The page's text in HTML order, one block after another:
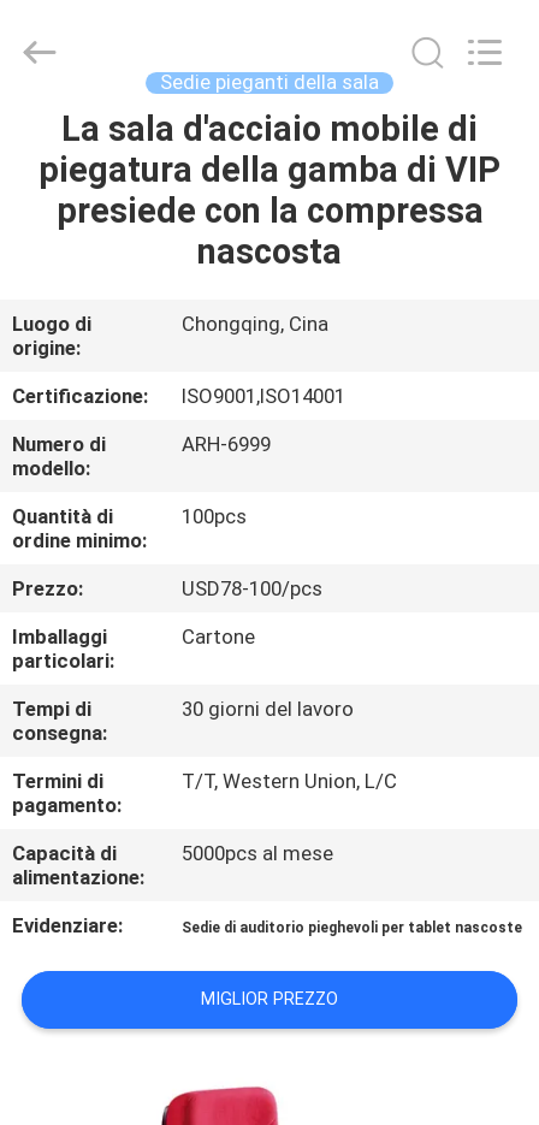
CASA
PRODOTTI
NOI
GIRO
DELLA
FABBRICA
CONTROLLO
DI
QUALITÀ
CONTATTICI
BLOG
RICHIEDA
UNA
MAPPA
Chongqing
Sedie pieganti della sala
La sala d'acciaio mobile di
piegatura della gamba di VIP
presiede con la compressa
nascosta
Luogo di
origine:
Chongqing, Cina
Certificazione:
ISO9001,ISO14001
Numero di
modello:
ARH-6999
Quantità di
ordine minimo:
100pcs
Prezzo:
USD78-100/pcs
Imballaggi
particolari:
Cartone
Tempi di
consegna:
30 giorni del lavoro
Termini di
pagamento:
T/T, Western Union, L/C
Capacità di
alimentazione:
5000pcs al mese
Evidenziare: Sedie di auditorio pieghevoli per tablet nascoste
MIGLIOR PREZZO